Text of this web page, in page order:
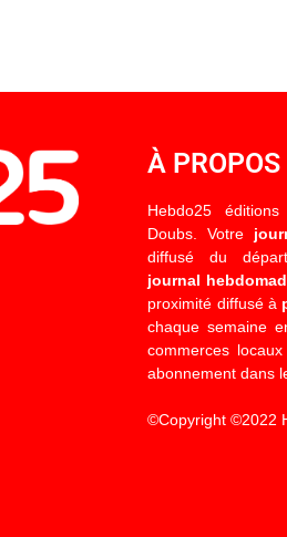
À PROPOS
Hebdo25
Doubs. Votre
diffusé du
journal
proximité diffusé à
chaque semaine
commerces
abonnement dans
©Copyright ©2022